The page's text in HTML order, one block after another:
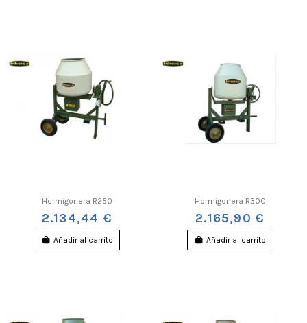
Hormigonera R250
2.134,44 €
Añadir al carrito
Hormigonera R300
2.165,90 €
Añadir al carrito